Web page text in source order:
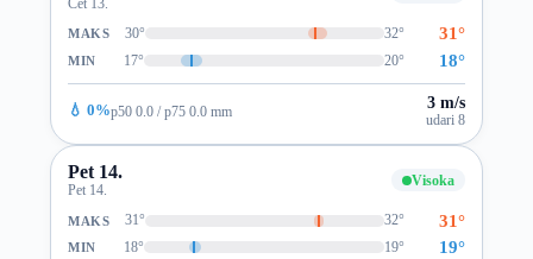
MAKS 30° 32° 31°
MIN 17° 20° 18°
💧 0%p50 0.0 / p75 0.0 mm 3 m/s
udari 8
Pet 14.
Pet 14.
Visoka
MAKS 31° 32° 31°
MIN 18° 19° 19°